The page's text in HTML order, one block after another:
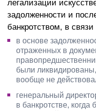
легализации
задолженности и
банкротством, в
в основе
отраженных в
были
вообще не
генеральный
в банкротстве, когда